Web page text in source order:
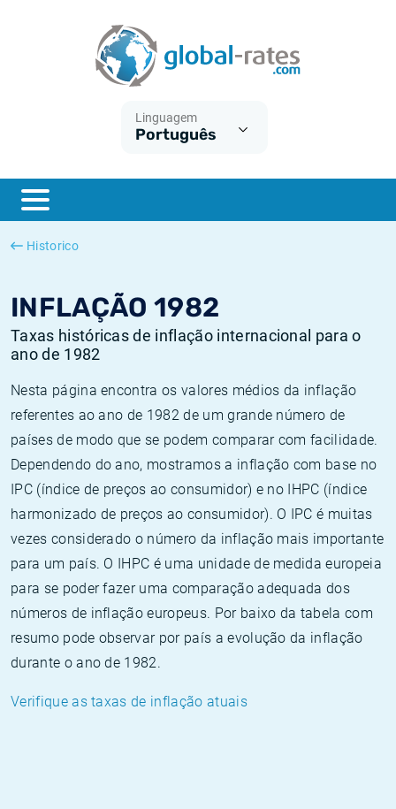
Linguagem
Português
Historico
INFLAÇÃO 1982
Taxas históricas de inflação internacional para o
ano de 1982
Nesta página encontra os valores médios da inflação
referentes ao ano de 1982 de um grande número de
países de modo que se podem comparar com facilidade.
Dependendo do ano, mostramos a inflação com base no
IPC (índice de preços ao consumidor) e no IHPC (índice
harmonizado de preços ao consumidor). O IPC é muitas
vezes considerado o número da inflação mais importante
para um país. O IHPC é uma unidade de medida europeia
para se poder fazer uma comparação adequada dos
números de inflação europeus. Por baixo da tabela com
resumo pode observar por país a evolução da inflação
durante o ano de 1982.
Verifique as taxas de inflação atuais
ESTER
SONIA
O que é a inflação do IPC?
O que é a inflação do IHPC?
Inflação Estados Unidos
Inflação Europa
Taxas Euribor históricas
Taxas ESTER históricas
Taxas SONIA históricas
Taxas TONAR históricas
Calculadora de inflação